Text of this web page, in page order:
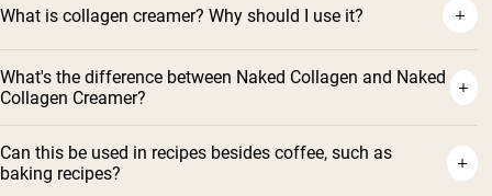
What is collagen creamer? Why should I use it?
What's the difference between Naked Collagen and Naked
Collagen Creamer?
Can this be used in recipes besides coffee, such as
baking recipes?